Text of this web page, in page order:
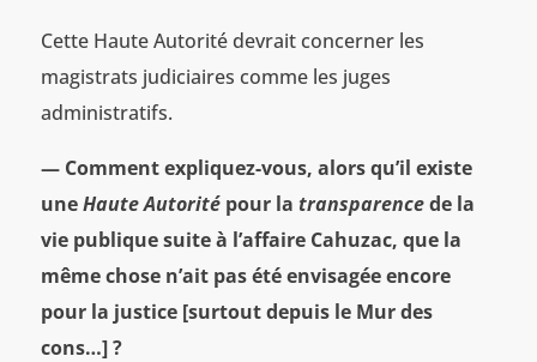
Cette Haute Autorité devrait concerner les
magistrats judiciaires comme les juges
administratifs.
— Comment expliquez-vous, alors qu’il existe
uneHaute Autorité pour la transparencede la
vie publiquesuite à l’affaire Cahuzac, que la
même chose n’ait pas été envisagée encore
pour la justice [surtout depuis le Mur des
cons…] ?